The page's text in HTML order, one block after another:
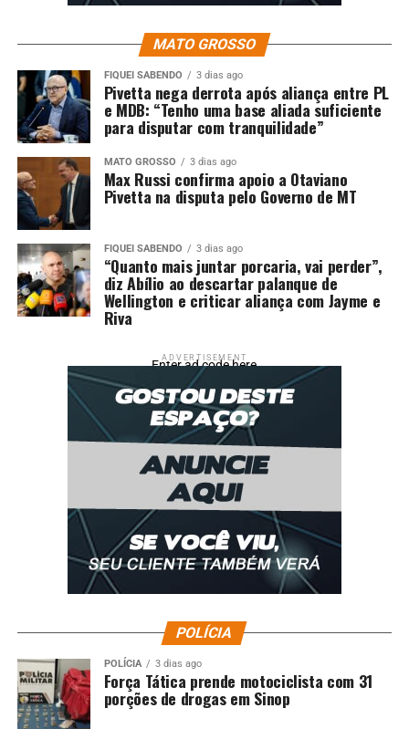
mudanças de gestão no Mercado do Porto.
Fonte:Prefeitura de Cuiabá – MT
RELATED TOPICS: ACELERA CUIABÁ
CUIABA..CBA
DESTAQUE
UP NEXT
Tribuna Livre solicitada por Sargento Joelson destaca
pedal das mulheres em 8 de março, em Cuiabá
CCJR dá parecer de aprovação de 8 processos e manda
2 para saneamento
MATO GROSSO
FIQUEI SABENDO 3 dias ago
Pivetta nega derrota após aliança entre PL
e MDB: “Tenho uma base aliada suficiente
para disputar com tranquilidade”
MATO GROSSO 3 dias ago
Max Russi confirma apoio a Otaviano
Pivetta na disputa pelo Governo de MT
FIQUEI SABENDO 3 dias ago
“Quanto mais juntar porcaria, vai perder”,
diz Abílio ao descartar palanque de
Wellington e criticar aliança com Jayme e
Riva
ADVERTISEMENT
Enter ad code here
POLÍCIA
POLÍCIA 3 dias ago
Força Tática prende motociclista com 31
porções de drogas em Sinop